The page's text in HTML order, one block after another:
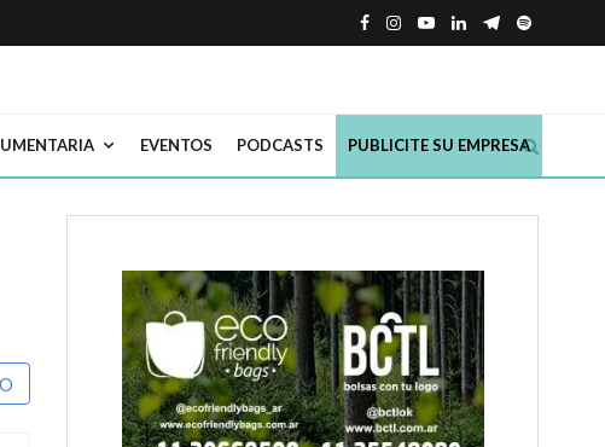
EVENTOS PODCASTS PUBLICITE SU EMPRESA